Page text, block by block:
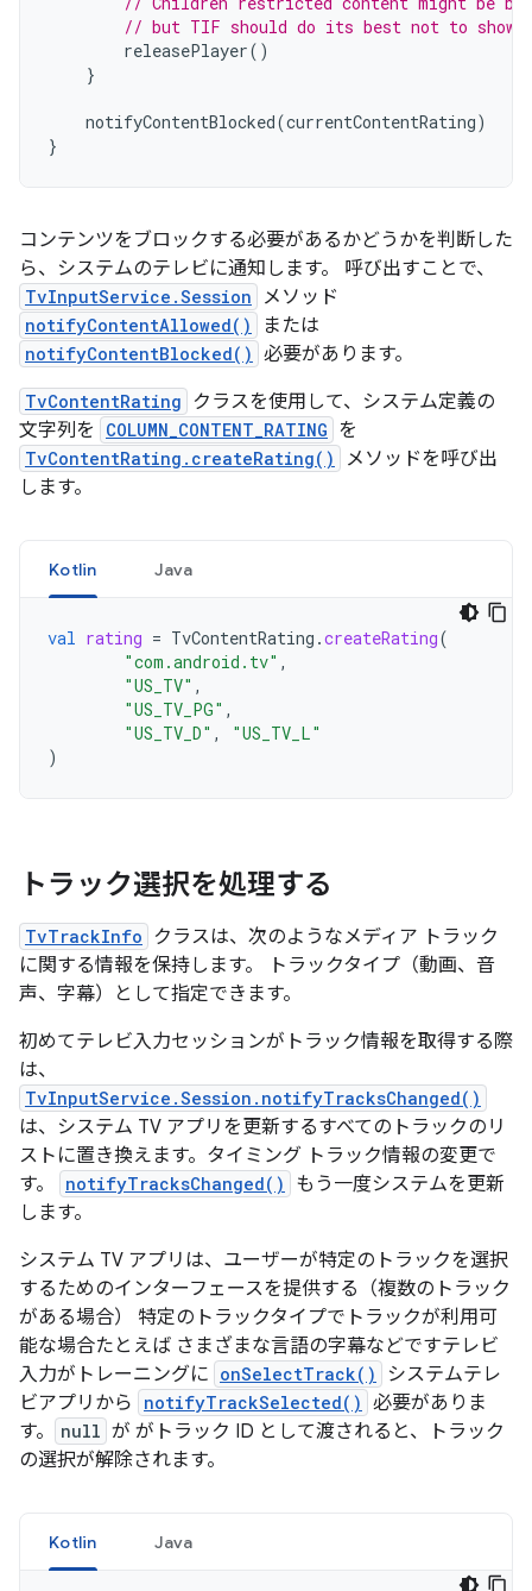
// but TIF should do its best not to show
releasePlayer()
}
notifyContentBlocked(currentContentRating)
}
コンテンツをブロックする必要があるかどうかを判断した
ら、システムのテレビに通知します。 呼び出すことで、
TvInputService.Session メソッド
notifyContentAllowed() または
notifyContentBlocked() 必要があります。
TvContentRating
クラスを使用して、システム定義の
文字列を
COLUMN_CONTENT_RATING を
TvContentRating.createRating()
メソッドを呼び出
します。
Kotlin Java
val rating = TvContentRating .createRating(
"com.android.tv" ,
"US_TV" ,
"US_TV_PG" ,
"US_TV_D" ,
"US_TV_L"
)
トラック選択を処理する
TvTrackInfo
クラスは、次のようなメディア トラック
に関する情報を保持します。 トラックタイプ（動画、音
声、字幕）として指定できます。
初めてテレビ入力セッションがトラック情報を取得する際
は、
TvInputService.Session.notifyTracksChanged()
は、システム TV アプリを更新するすべてのトラックのリ
ストに置き換えます。タイミング トラック情報の変更で
す。
notifyTracksChanged()
もう一度システムを更新
します。
システム TV アプリは、ユーザーが特定のトラックを選択
するためのインターフェースを提供する（複数のトラック
がある場合） 特定のトラックタイプでトラックが利用可
能な場合たとえば さまざまな言語の字幕などですテレビ
入力がトレーニングに onSelectTrack()
システムテレ
ビアプリから
notifyTrackSelected() 必要がありま
す。
null が がトラック ID として渡されると、トラック
の選択が解除されます。
Kotlin Java